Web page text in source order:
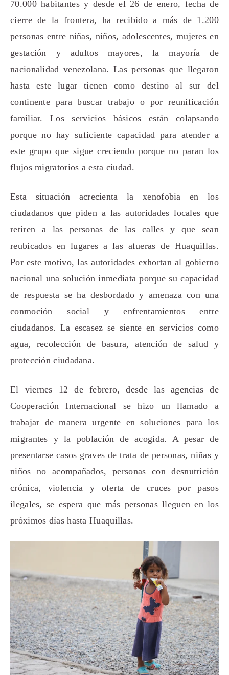
70.000 habitantes y desde el 26 de enero, fecha de
cierre de la frontera, ha recibido a más de 1.200
personas entre niñas, niños, adolescentes, mujeres en
gestación y adultos mayores, la mayoría de
nacionalidad venezolana. Las personas que llegaron
hasta este lugar tienen como destino al sur del
continente para buscar trabajo o por reunificación
familiar. Los servicios básicos están colapsando
porque no hay suficiente capacidad para atender a
este grupo que sigue creciendo porque no paran los
flujos migratorios a esta ciudad.
Esta situación acrecienta la xenofobia en los
ciudadanos que piden a las autoridades locales que
retiren a las personas de las calles y que sean
reubicados en lugares a las afueras de Huaquillas.
Por este motivo, las autoridades exhortan al gobierno
nacional una solución inmediata porque su capacidad
de respuesta se ha desbordado y amenaza con una
conmoción social y enfrentamientos entre
ciudadanos. La escasez se siente en servicios como
agua, recolección de basura, atención de salud y
protección ciudadana.
El viernes 12 de febrero, desde las agencias de
Cooperación Internacional se hizo un llamado a
trabajar de manera urgente en soluciones para los
migrantes y la población de acogida. A pesar de
presentarse casos graves de trata de personas, niñas y
niños no acompañados, personas con desnutrición
crónica, violencia y oferta de cruces por pasos
ilegales, se espera que más personas lleguen en los
próximos días hasta Huaquillas.